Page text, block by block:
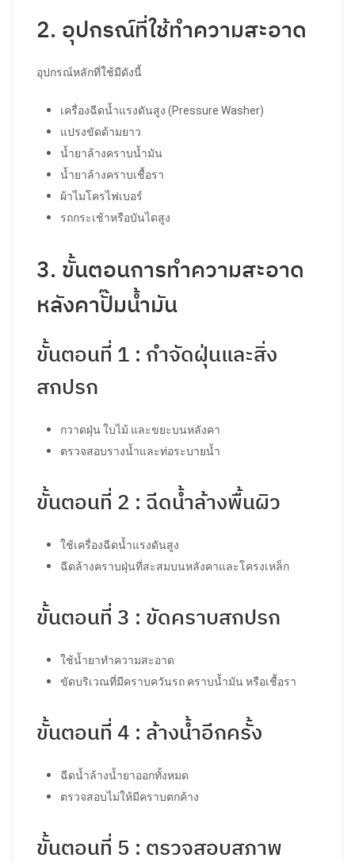
2. อุปกรณ์ที่ใช้ทำความสะอาด
อุปกรณ์หลักที่ใช้มีดังนี้
เครื่องฉีดน้ำแรงดันสูง (Pressure Washer)
แปรงขัดด้ามยาว
น้ำยาล้างคราบน้ำมัน
น้ำยาล้างคราบเชื้อรา
ผ้าไมโครไฟเบอร์
รถกระเช้าหรือบันไดสูง
3. ขั้นตอนการทำความสะอาด
หลังคาปั๊มน้ำมัน
ขั้นตอนที่ 1 : กำจัดฝุ่นและสิ่ง
สกปรก
กวาดฝุ่น ใบไม้ และขยะบนหลังคา
ตรวจสอบรางน้ำและท่อระบายน้ำ
ขั้นตอนที่ 2 : ฉีดน้ำล้างพื้นผิว
ใช้เครื่องฉีดน้ำแรงดันสูง
ฉีดล้างคราบฝุ่นที่สะสมบนหลังคาและโครงเหล็ก
ขั้นตอนที่ 3 : ขัดคราบสกปรก
ใช้น้ำยาทำความสะอาด
ขัดบริเวณที่มีคราบควันรถ คราบน้ำมัน หรือเชื้อรา
ขั้นตอนที่ 4 : ล้างน้ำอีกครั้ง
ฉีดน้ำล้างน้ำยาออกทั้งหมด
ตรวจสอบไม่ให้มีคราบตกค้าง
ขั้นตอนที่ 5 : ตรวจสอบสภาพ